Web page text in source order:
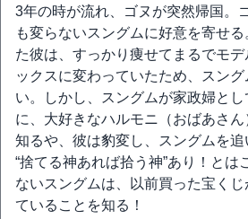
3年の時が流れ、ゴヌが突然帰国。
も変らないスングムに好意を寄せ
た彼は、すっかり痩せてまるでモ
ックスに変わっていたため、スン
い。しかし、スングムが家政婦と
に、大好きなハルモニ（おばあさ
知るや、彼は豹変し、スングムを追
“捨てる神あれば拾う神”あり！とは
ないスングムは、以前買った宝く
ていることを知る！